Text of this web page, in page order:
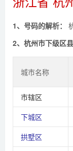
1、号码的解析：
2、杭州市下级区
城市名称
市辖区
下城区
拱墅区